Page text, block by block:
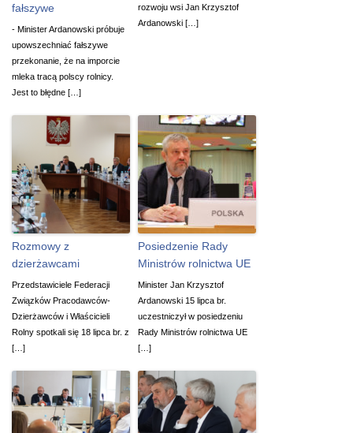
fałszywe
- Minister Ardanowski próbuje
upowszechniać fałszywe
przekonanie, że na imporcie
mleka tracą polscy rolnicy.
Jest to błędne […]
rozwoju wsi Jan Krzysztof
Ardanowski […]
Rozmowy z
dzierżawcami
Przedstawiciele Federacji
Związków Pracodawców-
Dzierżawców i Właścicieli
Rolny spotkali się 18 lipca br. z
[…]
Posiedzenie Rady
Ministrów rolnictwa UE
Minister Jan Krzysztof
Ardanowski 15 lipca br.
uczestniczył w posiedzeniu
Rady Ministrów rolnictwa UE
[…]